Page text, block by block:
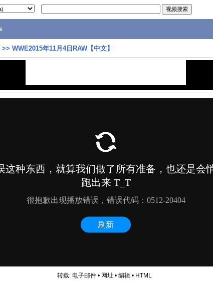
>> WWE2015年11月4日RAW【中文】
转载: 电子邮件• 网址 • 编辑• HTML